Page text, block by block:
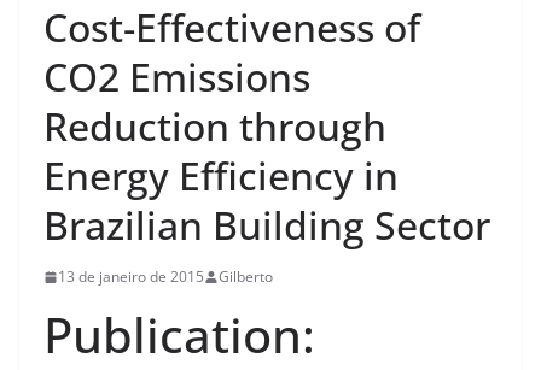
Cost-Effectiveness of
CO2 Emissions
Reduction through
Energy Efficiency in
Brazilian Building Sector
13 de janeiro de 2015 Gilberto
Publication: